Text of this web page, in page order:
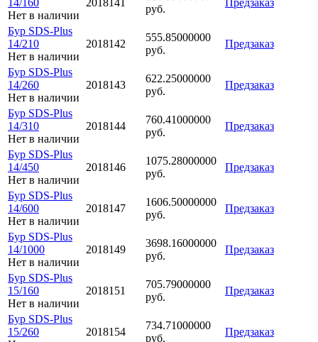
Нет в наличии
руб.
Бур SDS-Plus
14/210
Нет в наличии
2018142
555.85000000
руб.
Предзаказ
Бур SDS-Plus
14/260
Нет в наличии
2018143
622.25000000
руб.
Предзаказ
Бур SDS-Plus
14/310
Нет в наличии
2018144
760.41000000
руб.
Предзаказ
Бур SDS-Plus
14/450
Нет в наличии
2018146
1075.28000000
руб.
Предзаказ
Бур SDS-Plus
14/600
Нет в наличии
2018147
1606.50000000
руб.
Предзаказ
Бур SDS-Plus
14/1000
Нет в наличии
2018149
3698.16000000
руб.
Предзаказ
Бур SDS-Plus
15/160
Нет в наличии
2018151
705.79000000
руб.
Предзаказ
Бур SDS-Plus
15/260
2018154
734.71000000
руб.
Предзаказ